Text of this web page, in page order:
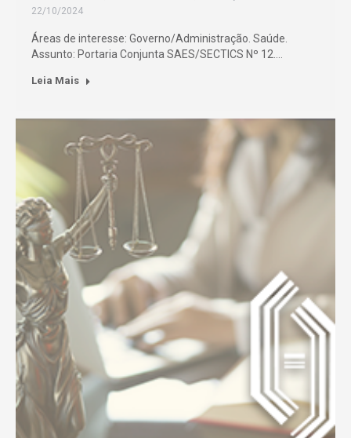
22/10/2024
Áreas de interesse: Governo/Administração. Saúde.
Assunto: Portaria Conjunta SAES/SECTICS Nº 12.…
Leia Mais